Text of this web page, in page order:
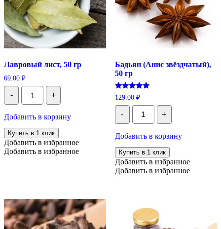
Лавровый лист, 50 гр
69.00 ₽
-
Количество
Лавровый
лист,
гр
+
Добавить в корзину
Купить в 1 клик
Добавить в избранное
Добавить в избранное
Бадьян (Анис звёздчатый),
50 гр
Оценка
5.00
из 5
129.00 ₽
-
Количество
Бадьян
(Анис
50
гр
+
Добавить в корзину
Купить в 1 клик
Добавить в избранное
Добавить в избранное